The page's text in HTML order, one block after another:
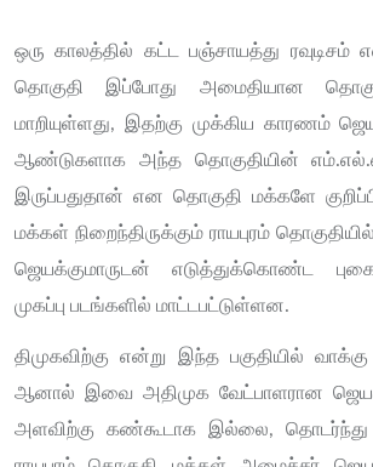
ஒரு காலத்தில் கட்ட பஞ்சாயத்து ரவுடிசம்
தொகுதி இப்போது அமைதியான
மாறியுள்ளது, இதற்கு முக்கிய காரணம்
ஆண்டுகளாக அந்த தொகுதியின்
இருப்பதுதான் என தொகுதி மக்களே
மக்கள் நிறைந்திருக்கும் ராயபுரம்
ஜெயக்குமாருடன் எடுத்துக்கொண்ட
முகப்பு படங்களில் மாட்டபட்டுள்ளன.
திமுகவிற்கு என்று இந்த பகுதியில்
ஆனால் இவை அதிமுக வேட்பாளரான
அளவிற்கு கண்கூடாக இல்லை, தொடர்ந்து